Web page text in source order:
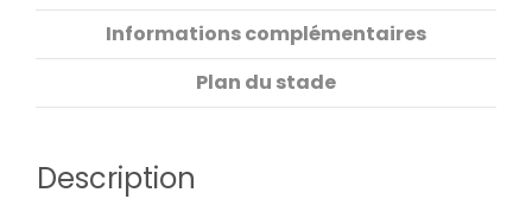
Informations complémentaires
Plan du stade
Description